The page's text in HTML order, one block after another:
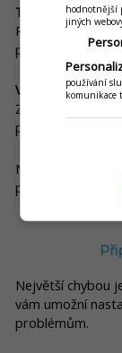
Transparentní
Podnikatel uvidí
profilu, což
Vysoké pokuty
Za neodesílání
pokuty až do
Největším
pouze předstírají
Největší chybou
vám umožní
problémům.
hodnotnější
jiných
používání
komunikace